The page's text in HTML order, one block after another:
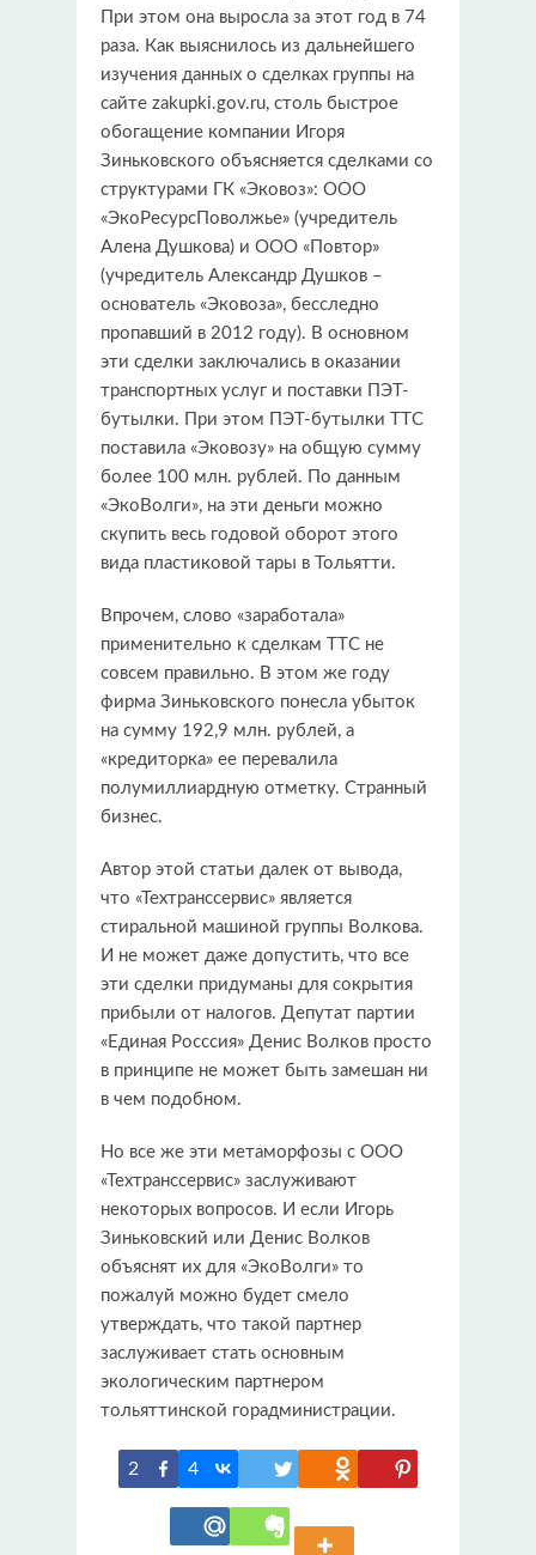
При этом она выросла за этот год в 74
раза. Как выяснилось из дальнейшего
изучения данных о сделках группы на
сайте zakupki.gov.ru, столь быстрое
обогащение компании Игоря
Зиньковского объясняется сделками со
структурами ГК «Эковоз»: ООО
«ЭкоРесурсПоволжье» (учредитель
Алена Душкова) и ООО «Повтор»
(учредитель Александр Душков –
основатель «Эковоза», бесследно
пропавший в 2012 году). В основном
эти сделки заключались в оказании
транспортных услуг и поставки ПЭТ-
бутылки. При этом ПЭТ-бутылки ТТС
поставила «Эковозу» на общую сумму
более 100 млн. рублей. По данным
«ЭкоВолги», на эти деньги можно
скупить весь годовой оборот этого
вида пластиковой тары в Тольятти.
Впрочем, слово «заработала»
применительно к сделкам ТТС не
совсем правильно. В этом же году
фирма Зиньковского понесла убыток
на сумму 192,9 млн. рублей, а
«кредиторка» ее перевалила
полумиллиардную отметку. Странный
бизнес.
Автор этой статьи далек от вывода,
что «Техтранссервис» является
стиральной машиной группы Волкова.
И не может даже допустить, что все
эти сделки придуманы для сокрытия
прибыли от налогов. Депутат партии
«Единая Росссия» Денис Волков просто
в принципе не может быть замешан ни
в чем подобном.
Но все же эти метаморфозы с ООО
«Техтранссервис» заслуживают
некоторых вопросов. И если Игорь
Зиньковский или Денис Волков
объяснят их для «ЭкоВолги» то
пожалуй можно будет смело
утверждать, что такой партнер
заслуживает стать основным
экологическим партнером
тольяттинской горадминистрации.
2 4